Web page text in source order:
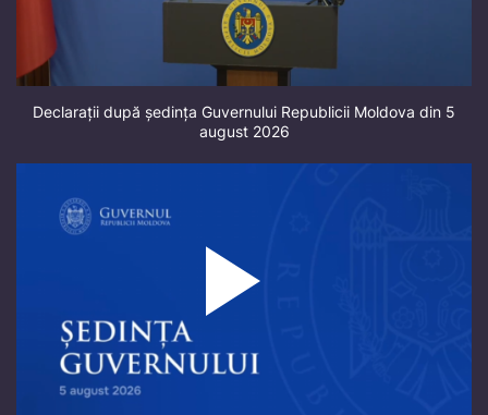
Declarații după ședința Guvernului Republicii Moldova din 5
august 2026